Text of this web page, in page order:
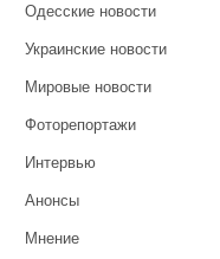
Одесские новости
Украинские новости
Мировые новости
Фоторепортажи
Интервью
Анонсы
Мнение